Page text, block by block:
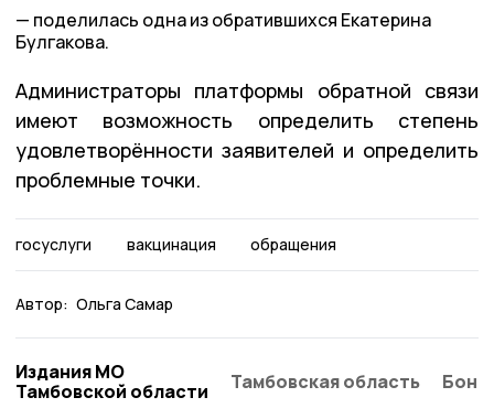
поделилась одна из обратившихся Екатерина
Булгакова.
Администраторы платформы обратной связи
имеют возможность определить степень
удовлетворённости заявителей и определить
проблемные точки.
госуслуги вакцинация обращения
Автор: Ольга Самар
Издания МО
Тамбовской области
Тамбовская область